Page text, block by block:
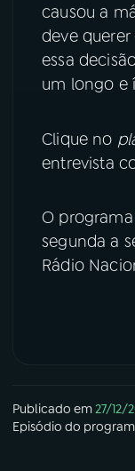
causou a
deve
essa
um longo e
Clique no
entrevista
O
segunda a
Rádio
Publicado em27/12/
Episódio do